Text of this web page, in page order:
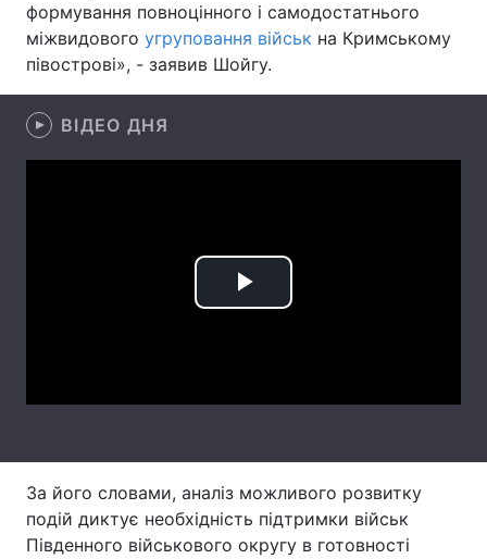
Здоров'я Туризм
Цікавинки Погода
Екологія
Лонгріди
формування повноцінного і самодостатнього
міжвидового угруповання військ на Кримському
півострові», - заявив Шойгу.
ВІДЕО ДНЯ
Play
За його словами, аналіз можливого розвитку
подій диктує необхідність підтримки військ
Південного військового округу в готовності